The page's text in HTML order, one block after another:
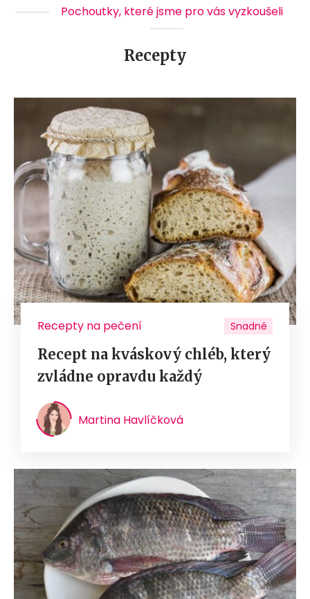
Pochoutky, které jsme pro vás vyzkoušeli
Recepty
Recepty na pečení Snadné
Recept na kváskový chléb, který
zvládne opravdu každý
Martina Havlíčková